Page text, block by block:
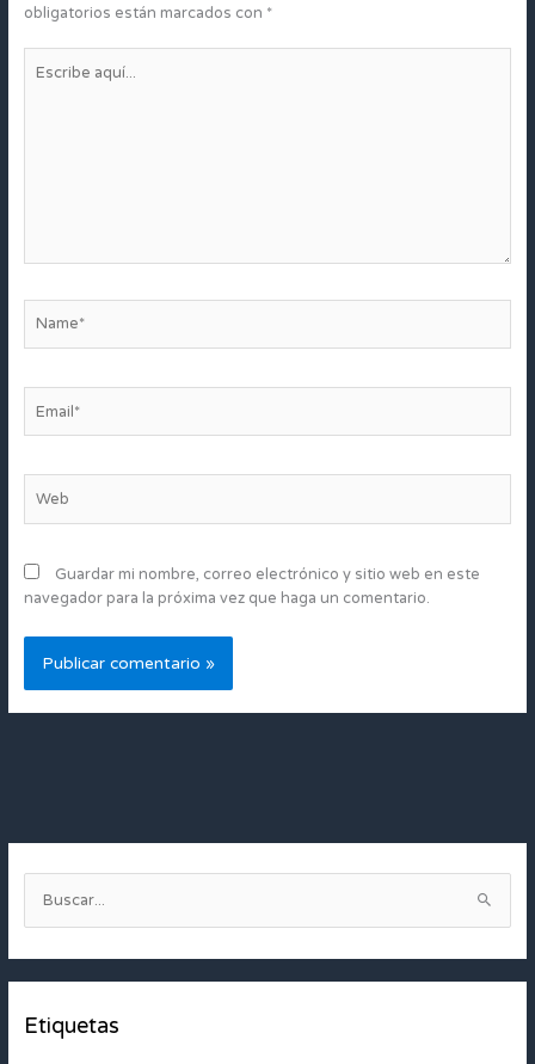
obligatorios están marcados con *
aquí...
Guardar mi nombre, correo electrónico y sitio web en este
navegador para la próxima vez que haga un comentario.
u
s
aEtiquetas